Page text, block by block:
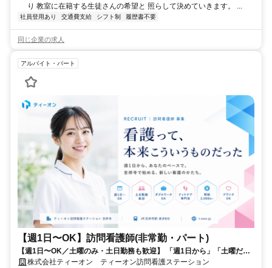
り 教室に在籍する生徒さんの希望と 照らして決めていきます。 ...
社員登用あり 交通費支給 シフト制 履歴書不要
同じ企業の求人
アルバイト・パート
【週1日〜OK】訪問看護師(非常勤・パート)
【週1日〜OK／土曜のみ・土日勤務も歓迎】 「週1日から」「土曜だ
け」――あなたのリズムで働ける訪問看護のお仕事です。週1日から、
株式会社ティーオン ティーオン訪問看護ステーション